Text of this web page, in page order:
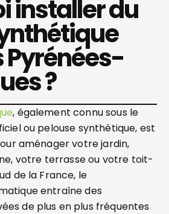
installer du
Pyrénées-
?
, également connu sous le
ou pelouse synthétique, est
aménager votre jardin,
votre terrasse ou votre toit-
de la France, le
entraîne des
de plus en plus fréquentes